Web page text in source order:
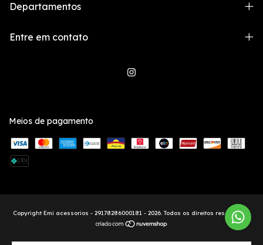
Departamentos
Entre em contato
Meios de pagamento
Copyright Emi acessorios - 29178286000181 - 2026. Todos os direitos reservados.